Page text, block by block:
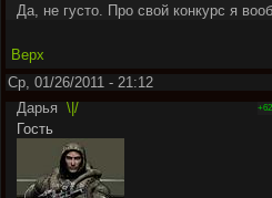
Да, не густо. Про свой конкурс я
Верх
Ср, 01/26/2011 - 21:12
Дарья \|/
Гость